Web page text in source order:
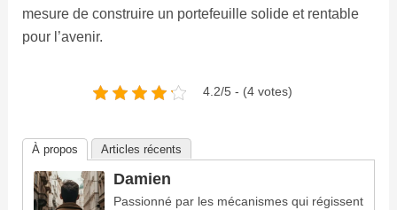
mesure de construire un portefeuille solide et rentable
pour l’avenir.
4.2/5 - (4 votes)
À propos Articles récents
Damien
Passionné par les mécanismes qui régissent